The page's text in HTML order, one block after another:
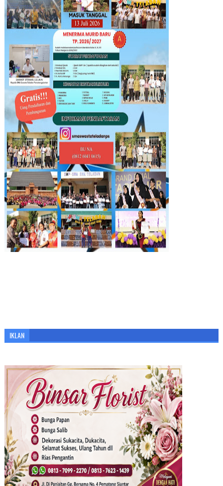
IKLAN